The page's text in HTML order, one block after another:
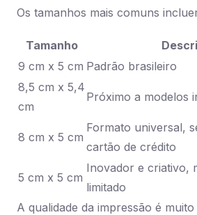
Os tamanhos mais comuns
Tamanho
9 cm x 5 cm Padrão brasileiro
8,5 cm x 5,4
cm
Próximo a modelos
8 cm x 5 cm
Formato universal,
cartão de crédito
5 cm x 5 cm
Inovador e criativo,
limitado
A qualidade da impressão é